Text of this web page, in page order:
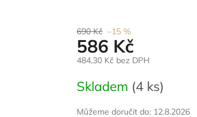
690 Kč –15 %
586 Kč
484,30 Kč bez DPH
cena:
Skladem (4 ks)
Můžeme doručit do: 12.8.2026